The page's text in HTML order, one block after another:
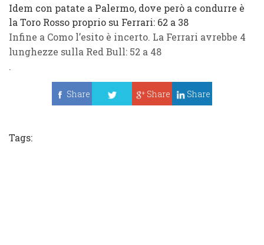
Idem con patate a Palermo, dove però a condurre è
la Toro Rosso proprio su Ferrari: 62 a 38
Infine a Como l’esito è incerto. La Ferrari avrebbe 4
lunghezze sulla Red Bull: 52 a 48
.
Share
Share Share
Tags: